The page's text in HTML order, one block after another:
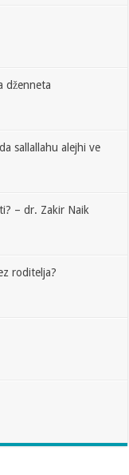
dženneta
sallallahu alejhi ve
– dr. Zakir Naik
roditelja?